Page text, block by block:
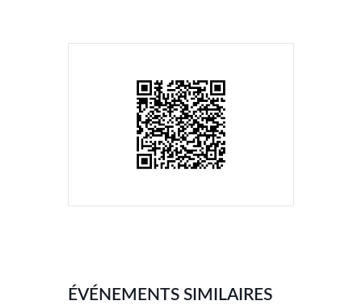
ÉVÉNEMENTS SIMILAIRES